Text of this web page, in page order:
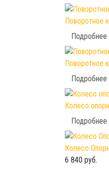
Поворотное
Подробнее
Поворотное
Подробнее
Колесо
Подробнее
Колесо
6 840 руб.